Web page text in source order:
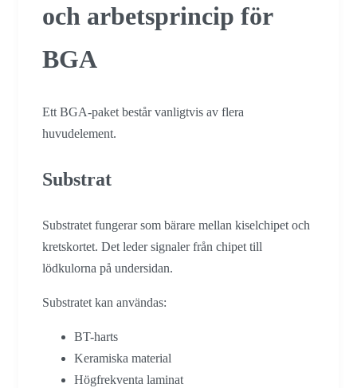
och arbetsprincip för
BGA
Ett BGA-paket består vanligtvis av flera
huvudelement.
Substrat
Substratet fungerar som bärare mellan kiselchipet och
kretskortet. Det leder signaler från chipet till
lödkulorna på undersidan.
Substratet kan användas:
BT-harts
Keramiska material
Högfrekventa laminat